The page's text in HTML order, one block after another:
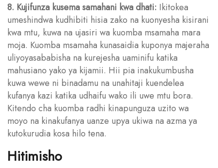
8. Kujifunza kusema samahani kwa dhati: Ikitokea
umeshindwa kudhibiti hisia zako na kuonyesha kisirani
kwa mtu, kuwa na ujasiri wa kuomba msamaha mara
moja. Kuomba msamaha kunasaidia kuponya majeraha
uliyoyasababisha na kurejesha uaminifu katika
mahusiano yako ya kijamii. Hii pia inakukumbusha
kuwa wewe ni binadamu na unahitaji kuendelea
kufanya kazi katika udhaifu wako ili uwe mtu bora.
Kitendo cha kuomba radhi kinapunguza uzito wa
moyo na kinakufanya uanze upya ukiwa na azma ya
kutokurudia kosa hilo tena.
Hitimisho